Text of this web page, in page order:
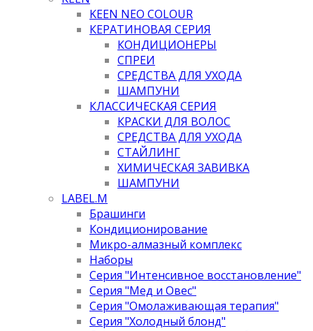
KEEN NEO COLOUR
КЕРАТИНОВАЯ СЕРИЯ
КОНДИЦИОНЕРЫ
СПРЕИ
СРЕДСТВА ДЛЯ УХОДА
ШАМПУНИ
КЛАССИЧЕСКАЯ СЕРИЯ
КРАСКИ ДЛЯ ВОЛОС
СРЕДСТВА ДЛЯ УХОДА
СТАЙЛИНГ
ХИМИЧЕСКАЯ ЗАВИВКА
ШАМПУНИ
LABEL.M
Брашинги
Кондиционирование
Микро-алмазный комплекс
Наборы
Серия "Интенсивное восстановление"
Серия "Мед и Овес"
Серия "Омолаживающая терапия"
Серия "Холодный блонд"